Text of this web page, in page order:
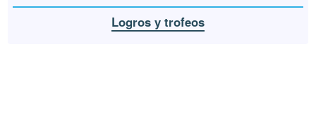
Logros y trofeos